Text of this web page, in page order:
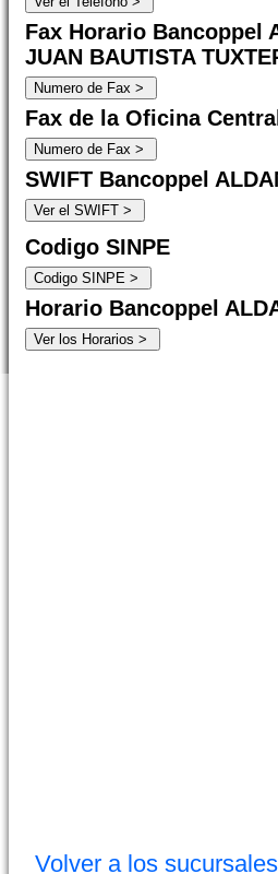
Fax Horario Bancoppel
JUAN BAUTISTA
Fax de la Oficina
SWIFT Bancoppel
Codigo SINPE
Horario Bancoppel
Volver a los